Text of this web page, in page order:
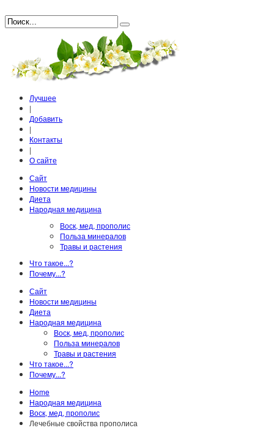
Лучшее
|
Добавить
|
Контакты
|
О сайте
Сайт
Новости медицины
Диета
Народная медицина
Воск, мед, прополис
Польза минералов
Травы и растения
Что такое...?
Почему...?
Сайт
Новости медицины
Диета
Народная медицина
Воск, мед, прополис
Польза минералов
Травы и растения
Что такое...?
Почему...?
Home
Народная медицина
Воск, мед, прополис
Лечебные свойства прополиса